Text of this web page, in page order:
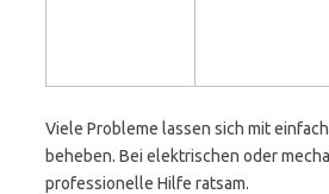
Viele Probleme lassen sich mit
beheben. Bei elektrischen oder
professionelle Hilfe ratsam.